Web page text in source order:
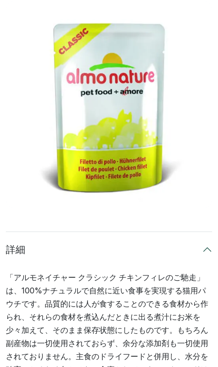
詳細
「アルモネイチャー クラシック チキンフィレのご馳走」
は、100%ナチュラルで自然に近い食事を実現する猫用パ
ウチです。品質的には人が食することのできる食材から作
られ、それらの食材を煮込んだときに出る煮汁にお米を
少々加えて、そのまま保存状態にしたものです。もちろん
副産物は一切使用されておらず、余分な添加剤も一切使用
されておりません。主食のドライフードと併用し、水分を